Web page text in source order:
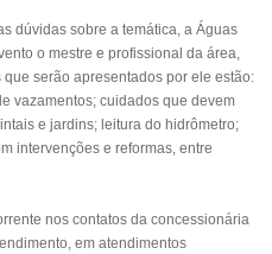
dúvidas sobre a temática, a Águas
o mestre e profissional da área,
serão apresentados por ele estão:
vazamentos; cuidados que devem
e jardins; leitura do hidrômetro;
intervenções e reformas, entre
nos contatos da concessionária
em atendimentos